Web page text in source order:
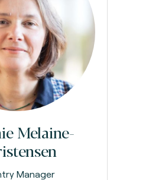
Melaine-
Manager